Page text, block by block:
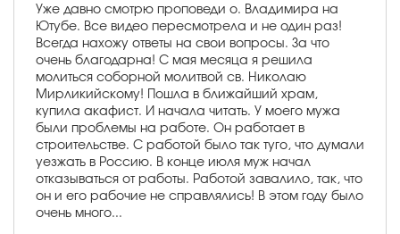
Уже давно смотрю проповеди о. Владимира на
Ютубе. Все видео пересмотрела и не один раз!
Всегда нахожу ответы на свои вопросы. За что
очень благодарна! С мая месяца я решила
молиться соборной молитвой св. Николаю
Мирликийскому! Пошла в ближайший храм,
купила акафист. И начала читать. У моего мужа
были проблемы на работе. Он работает в
строительстве. С работой было так туго, что думали
уезжать в Россию. В конце июля муж начал
отказываться от работы. Работой завалило, так, что
он и его рабочие не справлялись! В этом году было
очень много...